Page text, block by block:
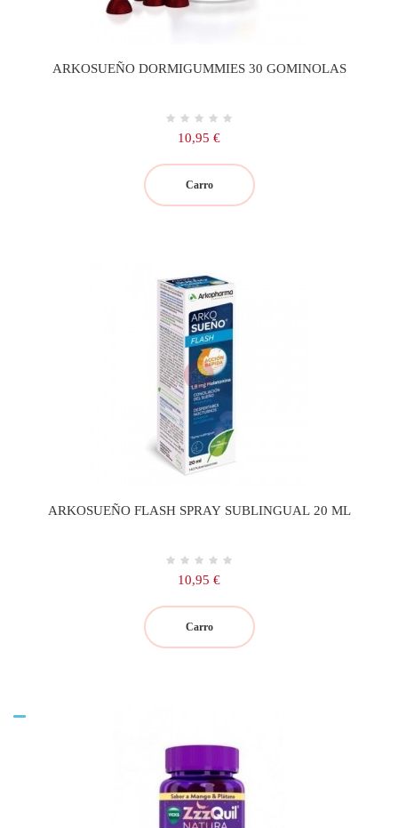
ARKOSUEÑO DORMIGUMMIES 30 GOMINOLAS
Precio
10,95 €
Carro
ARKOSUEÑO FLASH SPRAY SUBLINGUAL 20 ML
Precio
10,95 €
Carro